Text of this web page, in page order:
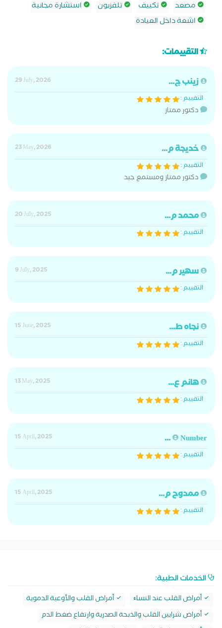
مصعد
تكييف تلفزيون
استشارة مجانية
اشعة داخل العيادة
التقييمات:
زينب ج...
29 July, 2026
التقييم :
دكتور ممتاز
خديجة م...
23 May, 2026
التقييم :
دكتور ممتاز ومستمع جيد
محمد م...
20 July, 2025
التقييم :
سهير م...
9 July, 2025
التقييم :
نجاه ط...
15 June, 2025
التقييم :
هانم ع...
13 May, 2025
التقييم :
Number ...
15 April, 2025
التقييم :
ممدوح م...
15 April, 2025
التقييم :
الخدمات الطبية:
أمراض القلب عند النساﺀ
أمراض القلب والأوعية الدموية
أمراض شرايين القلب والذبحة الصدرية وارتقاع ضغط الدم